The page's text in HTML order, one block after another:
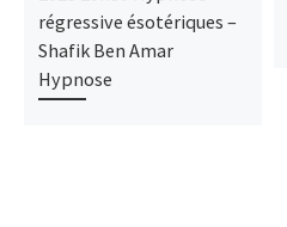
régressive ésotériques –
Shafik Ben Amar
Hypnose